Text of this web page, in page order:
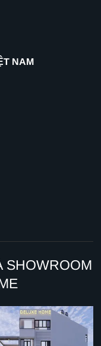
NAM
SHOWROOM